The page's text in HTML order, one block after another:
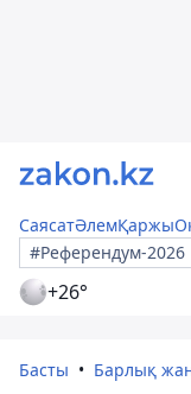
СаясатӘлемҚаржы
#Референдум-2026
+26°
Басты Барлық